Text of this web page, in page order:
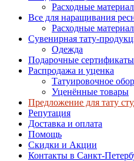
Расходные
Все для наращивания
Расходные
Сувенирная тату-
Одежда
Подарочные
Распродажа и уценка
Татуировочное
Уценённые товары
Предложение для тату
Репутация
Доставка и оплата
Помощь
Скидки и Акции
Контакты в Санкт-